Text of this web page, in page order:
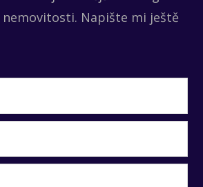
Napište mi ještě